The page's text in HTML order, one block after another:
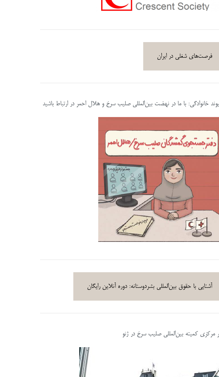
فرصت‌های شغلی در ایران
خانوادگی: با ما در نهضت بین‌المللی صلیب سرخ و هلال احمر در ارتباط باشید
آشنایی با حقوق بین‌المللی بشردوستانه: دوره آنلاین رایگان
مرکزی کمیته بین‌المللی صلیب سرخ در ژنو